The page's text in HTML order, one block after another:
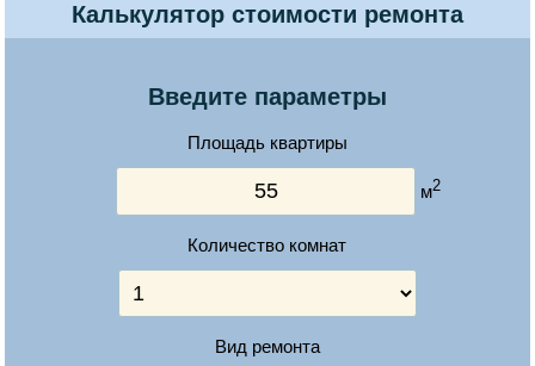
Калькулятор стоимости ремонта
Введите параметры
Площадь квартиры
м2
Количество комнат
Вид ремонта